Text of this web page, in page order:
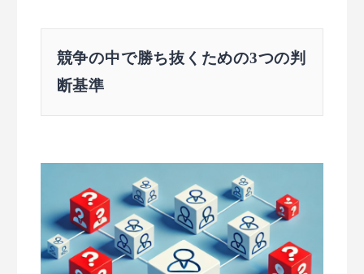
競争の中で勝ち抜くための3つの判
断基準